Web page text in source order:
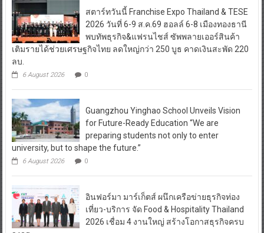
สตาร์ทวันนี้ Franchise Expo Thailand & TESE
2026 วันที่ 6-9 ส.ค.69 ฮอลล์ 6-8 เมืองทองธานี
พบทัพธุรกิจ&แฟรนไชส์ ซัพพลายเออร์สินค้า
เติมรายได้ช่วยเศรษฐกิจไทย ลดใหญ่กว่า 250 บูธ คาดเงินสะพัด 220
ลบ.
6 August 2026 0
Guangzhou Yinghao School Unveils Vision
for Future-Ready Education “We are
preparing students not only to enter
university, but to shape the future.”
6 August 2026 0
อินฟอร์มา มาร์เก็ตส์ ผนึกเครือข่ายธุรกิจท่อง
เที่ยว-บริการ จัด Food & Hospitality Thailand
2026 เชื่อม 4 งานใหญ่ สร้างโอกาสธุรกิจครบ